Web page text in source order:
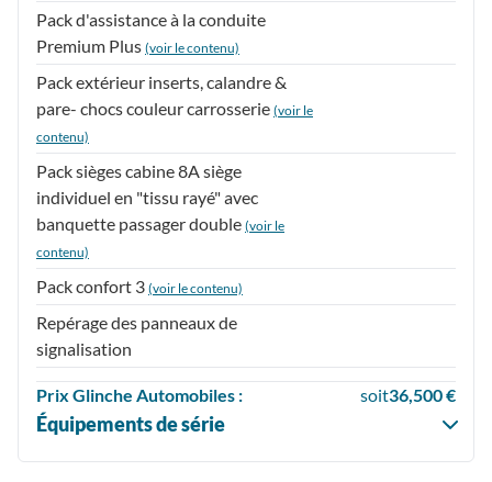
Pack d'assistance à la conduite
Premium Plus (voir le contenu)
Pack extérieur inserts, calandre &
pare- chocs couleur carrosserie (voir le
contenu)
Pack sièges cabine 8A siège
individuel en "tissu rayé" avec
banquette passager double (voir le
contenu)
Pack confort 3 (voir le contenu)
Repérage des panneaux de
signalisation
Prix Glinche Automobiles : soit36,500 €
Équipements de série